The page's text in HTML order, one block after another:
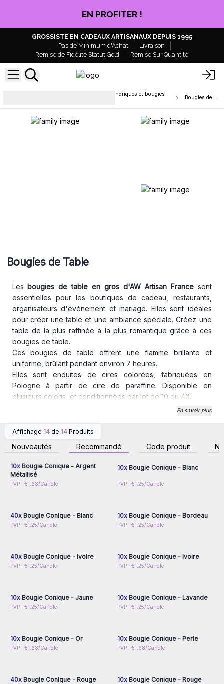
CLIQUEZ ICI
GROSSISTE EN CADEAUX ARTISANAUX DEPUIS 1995
Pas de Minimum d'Achat
Livraison
Remise de Fidélité Statut Gold
Remise Sur Quantité
Bougies pour le dîner, bougies cylindriques et bougies
Bougies de Table
Bougies de Table
Les bougies de table en gros d'AW Artisan Francesont
essentielles pour les
boutiques de cadeau, restaurants,
organisateurs d'événement et mariage. Elles sont idéales
pour créer une table et une ambiance spéciale. Créez une
table de la plus raffinée à la plus romantique grâce à ces
bougies de table.
Ces bougies de table offrent une flamme brillante et
uniforme, brûlant pendant environ 7 heures.
Elles sont enduites de cires colorées, fabriquées en
Pologne à partir de cire de paraffine. Disponible en
plusieurs coloris, et conditionnées par lot de 10 ou 40.
Dimension : Hauteur : 24.5cm, Diamètre : 2.3cm, Poid : 0.53g
utilisation.
En savoir plus
Affichage 14 de 14 Produits
Nouveautés Recommandé Code produit
Connectez-vous ou
inscrivez-vous pour
accéder aux prix de gros
10xBougie Conique - Argent
Métallisé
PVP : €1.68/Candle
inscrivez-vous pour
accéder aux prix de gros
10xBougie Conique - Blanc
PVP : €1.25/Candle
Connectez-vous ou
40xBougie Conique - Blanc
PVP : €1.25/Candle
Connectez-vous ou
10xBougie Conique - Bordeau
PVP : €1.25/Candle
Connectez-vous ou
40xBougie Conique - Ivoire
PVP : €1.25/Candle
Connectez-vous ou
10xBougie Conique - Ivoire
PVP : €1.25/Candle
Connectez-vous ou
10xBougie Conique - Jaune
PVP : €1.25/Candle
Connectez-vous ou
10xBougie Conique - Lavande
PVP : €1.25/Candle
Connectez-vous ou
10xBougie Conique - Or
PVP : €1.68/Candle
Connectez-vous ou
10xBougie Conique - Perle
PVP : €1.68/Candle
Connectez-vous ou
40xBougie Conique - Rouge
Connectez-vous ou
10xBougie Conique - Rouge